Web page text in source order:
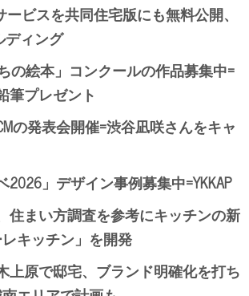
ービスを共同住宅版にも無料公開、
ディング
の絵本」コンクールの作品募集中=
筆プレゼント
の発表会開催=渋谷凪咲さんをキャ
2026」デザイン事例募集中=YKKAP
住まい方調査を参考にキッチンの新
キッチン」を開発
上原で邸宅、ブランド明確化を打ち